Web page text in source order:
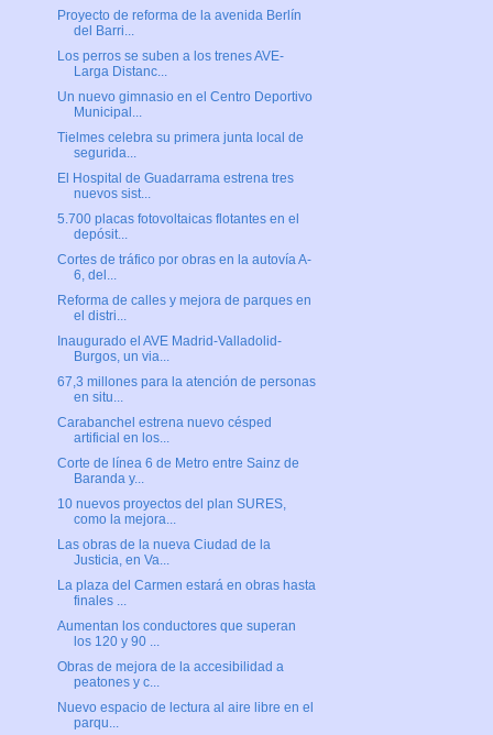
Proyecto de reforma de la avenida Berlín
del Barri...
Los perros se suben a los trenes AVE-
Larga Distanc...
Un nuevo gimnasio en el Centro Deportivo
Municipal...
Tielmes celebra su primera junta local de
segurida...
El Hospital de Guadarrama estrena tres
nuevos sist...
5.700 placas fotovoltaicas flotantes en el
depósit...
Cortes de tráfico por obras en la autovía A-
6, del...
Reforma de calles y mejora de parques en
el distri...
Inaugurado el AVE Madrid-Valladolid-
Burgos, un via...
67,3 millones para la atención de personas
en situ...
Carabanchel estrena nuevo césped
artificial en los...
Corte de línea 6 de Metro entre Sainz de
Baranda y...
10 nuevos proyectos del plan SURES,
como la mejora...
Las obras de la nueva Ciudad de la
Justicia, en Va...
La plaza del Carmen estará en obras hasta
finales ...
Aumentan los conductores que superan
los 120 y 90 ...
Obras de mejora de la accesibilidad a
peatones y c...
Nuevo espacio de lectura al aire libre en el
parqu...